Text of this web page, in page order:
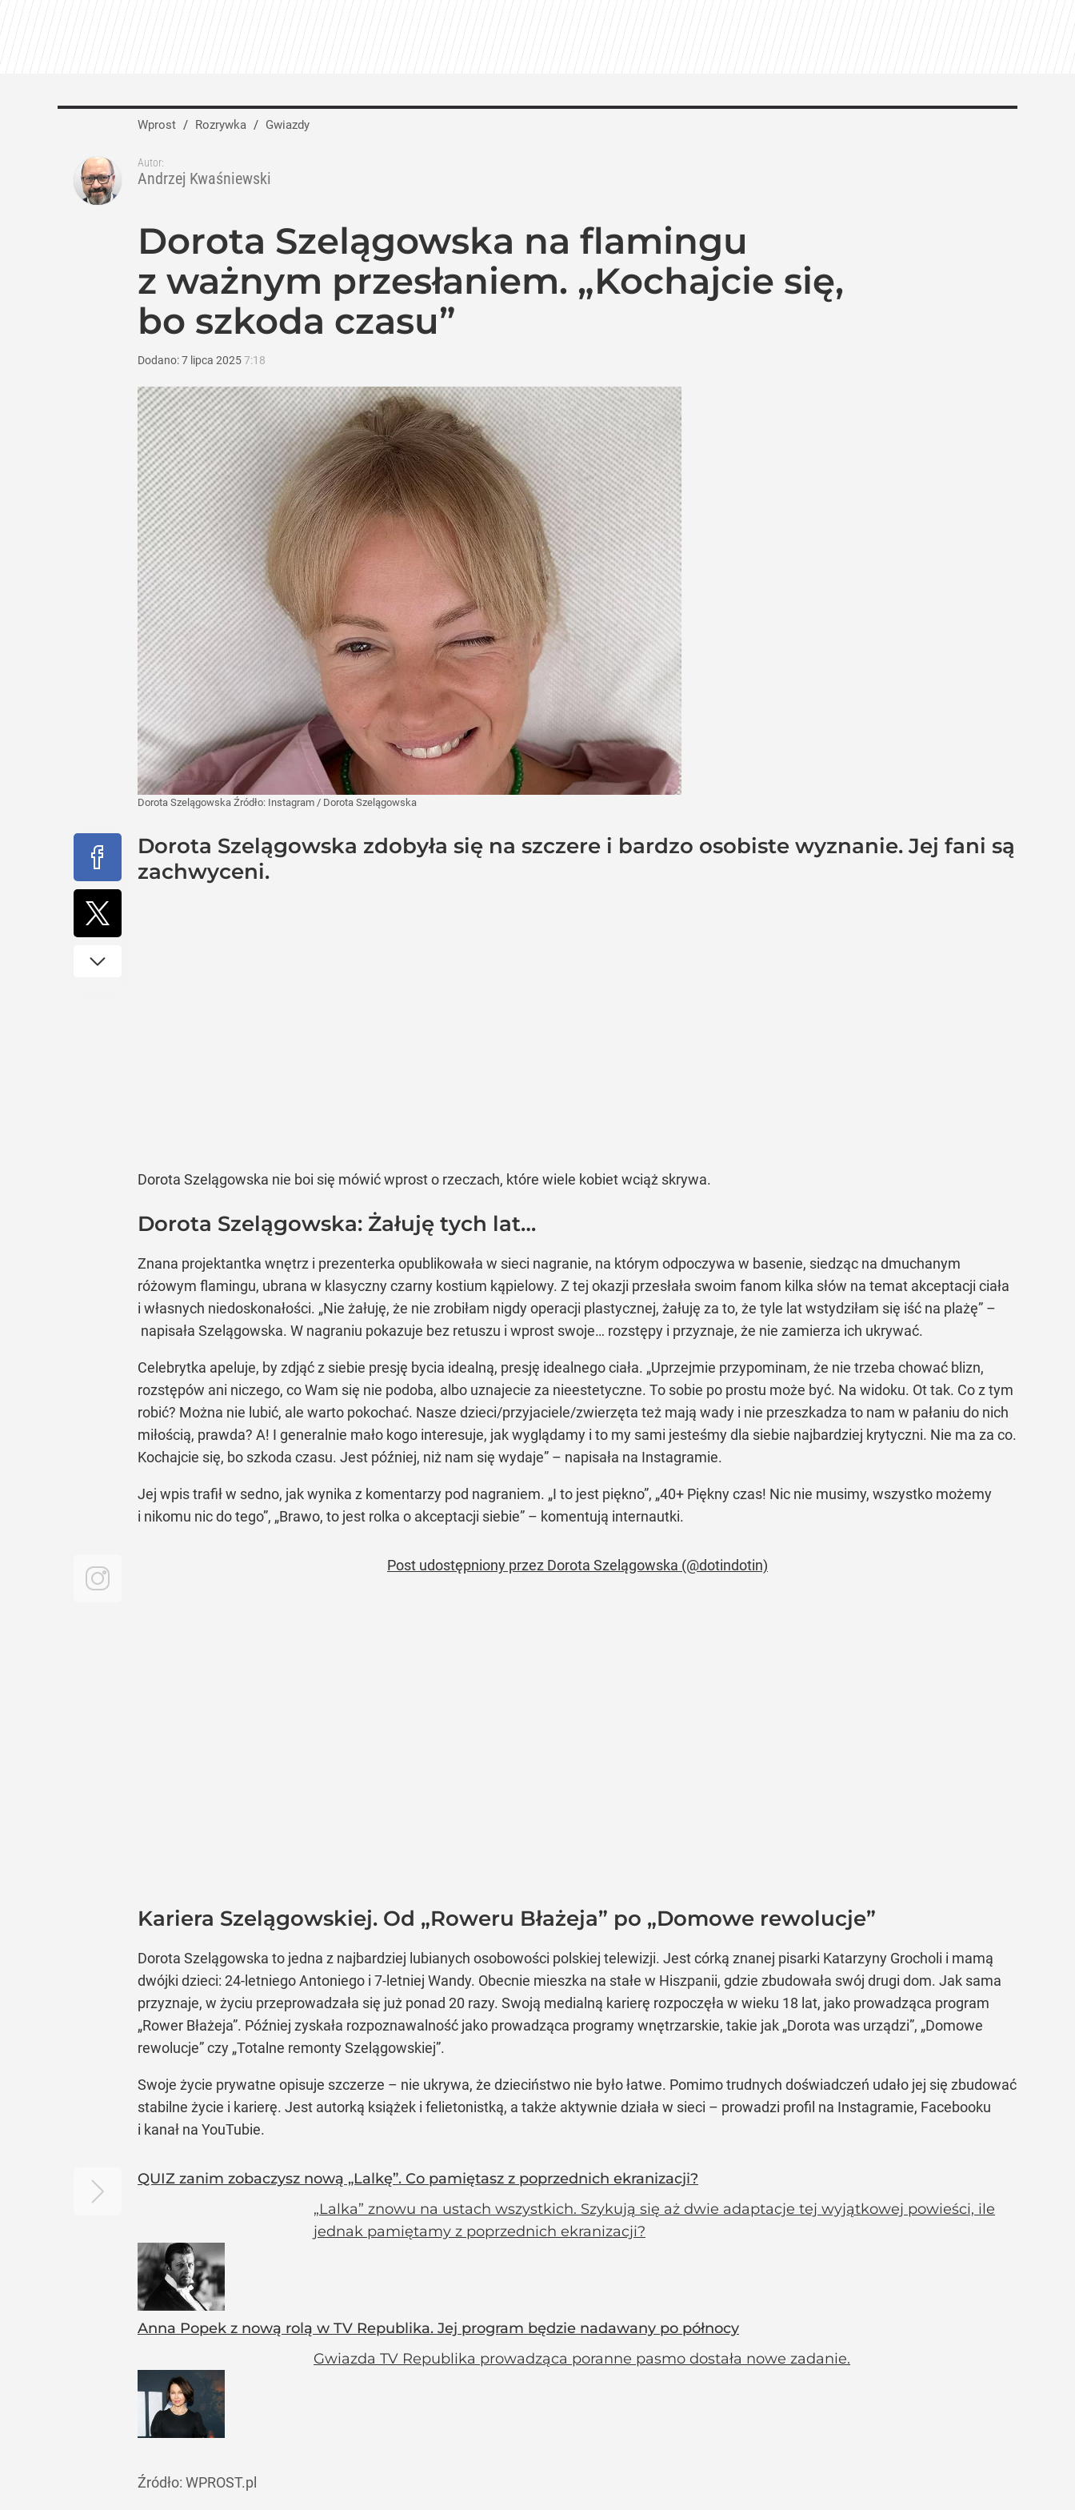
Wprost / Rozrywka / Gwiazdy
Autor:
Andrzej Kwaśniewski
Dorota Szelągowska na flamingu
z ważnym przesłaniem. „Kochajcie się,
bo szkoda czasu”
Dodano:7 lipca 20257:18
Dorota Szelągowska Źródło: Instagram / Dorota Szelągowska
Dorota Szelągowska zdobyła się na szczere i bardzo osobiste wyznanie. Jej fani są
zachwyceni.
Dorota Szelągowska nie boi się mówić wprost o rzeczach, które wiele kobiet wciąż skrywa.
Dorota Szelągowska: Żałuję tych lat…
Znana projektantka wnętrz i prezenterka opublikowała w sieci nagranie, na którym odpoczywa w basenie, siedząc na dmuchanym
różowym flamingu, ubrana w klasyczny czarny kostium kąpielowy. Z tej okazji przesłała swoim fanom kilka słów na temat akceptacji ciała
i własnych niedoskonałości. „Nie żałuję, że nie zrobiłam nigdy operacji plastycznej, żałuję za to, że tyle lat wstydziłam się iść na plażę” –
napisała Szelągowska. W nagraniu pokazuje bez retuszu i wprost swoje… rozstępy i przyznaje, że nie zamierza ich ukrywać.
Celebrytka apeluje, by zdjąć z siebie presję bycia idealną, presję idealnego ciała. „Uprzejmie przypominam, że nie trzeba chować blizn,
rozstępów ani niczego, co Wam się nie podoba, albo uznajecie za nieestetyczne. To sobie po prostu może być. Na widoku. Ot tak. Co z tym
robić? Można nie lubić, ale warto pokochać. Nasze dzieci/przyjaciele/zwierzęta też mają wady i nie przeszkadza to nam w pałaniu do nich
miłością, prawda? A! I generalnie mało kogo interesuje, jak wyglądamy i to my sami jesteśmy dla siebie najbardziej krytyczni. Nie ma za co.
Kochajcie się, bo szkoda czasu. Jest później, niż nam się wydaje” – napisała na Instagramie.
Jej wpis trafił w sedno, jak wynika z komentarzy pod nagraniem. „I to jest piękno”, „40+ Piękny czas! Nic nie musimy, wszystko możemy
i nikomu nic do tego”, „Brawo, to jest rolka o akceptacji siebie” – komentują internautki.
Post udostępniony przez Dorota Szelągowska (@dotindotin)
Kariera Szelągowskiej. Od „Roweru Błażeja” po „Domowe rewolucje”
Dorota Szelągowska to jedna z najbardziej lubianych osobowości polskiej telewizji. Jest córką znanej pisarki Katarzyny Grocholi i mamą
dwójki dzieci: 24-letniego Antoniego i 7-letniej Wandy. Obecnie mieszka na stałe w Hiszpanii, gdzie zbudowała swój drugi dom. Jak sama
przyznaje, w życiu przeprowadzała się już ponad 20 razy. Swoją medialną karierę rozpoczęła w wieku 18 lat, jako prowadząca program
„Rower Błażeja”. Później zyskała rozpoznawalność jako prowadząca programy wnętrzarskie, takie jak „Dorota was urządzi”, „Domowe
rewolucje” czy „Totalne remonty Szelągowskiej”.
Swoje życie prywatne opisuje szczerze – nie ukrywa, że dzieciństwo nie było łatwe. Pomimo trudnych doświadczeń udało jej się zbudować
stabilne życie i karierę. Jest autorką książek i felietonistką, a także aktywnie działa w sieci – prowadzi profil na Instagramie, Facebooku
i kanał na YouTubie.
QUIZ zanim zobaczysz nową „Lalkę”. Co pamiętasz z poprzednich ekranizacji?
„Lalka” znowu na ustach wszystkich. Szykują się aż dwie adaptacje tej wyjątkowej powieści, ile
jednak pamiętamy z poprzednich ekranizacji?
Anna Popek z nową rolą w TV Republika. Jej program będzie nadawany po północy
Gwiazda TV Republika prowadząca poranne pasmo dostała nowe zadanie.
Źródło: WPROST.pl